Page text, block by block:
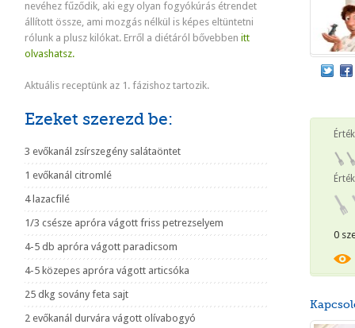
nevéhez fűződik, aki egy olyan fogyókúrás étrendet
állított össze, ami mozgás nélkül is képes eltüntetni
rólunk a plusz kilókat. Erről a diétáról bővebben itt
olvashatsz.
Aktuális receptünk az 1. fázishoz tartozik.
Ezeket szerezd be:
3 evőkanál zsírszegény salátaöntet
1 evőkanál citromlé
4 lazacfilé
1/3 csésze apróra vágott friss petrezselyem
4-5 db apróra vágott paradicsom
4-5 közepes apróra vágott articsóka
25 dkg sovány feta sajt
2 evőkanál durvára vágott olívabogyó
0